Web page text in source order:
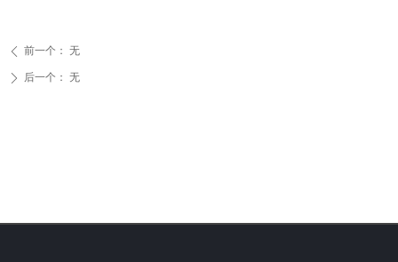
ꄴ 前一个： 无
ꄲ 后一个： 无